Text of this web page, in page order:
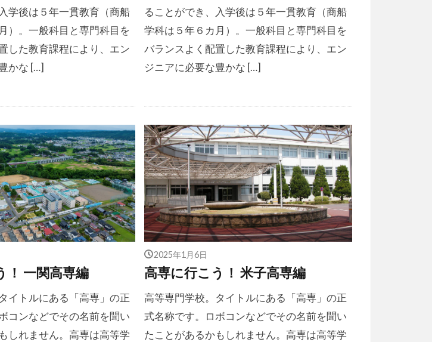
学後は５年一貫教育（商船
）。一般科目と専門科目を
した教育課程により、エン
かな […]
ることができ、入学後は５年一貫教育（商船
学科は５年６カ月）。一般科目と専門科目を
バランスよく配置した教育課程により、エン
ジニアに必要な豊かな […]
！ 一関高専編
イトルにある「高専」の正
コンなどでその名前を聞い
しれません。高専は高等学
2025年1月6日
高専に行こう！ 米子高専編
高等専門学校。タイトルにある「高専」の正
式名称です。ロボコンなどでその名前を聞い
たことがあるかもしれません。高専は高等学